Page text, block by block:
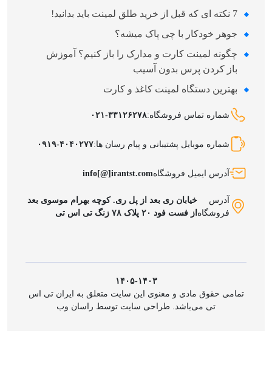
7 نکته‌ ای که قبل از خرید طلق لمینت باید بدانید!
جوهر خودکار با چی پاک میشه؟
چگونه لمینت کارت و مدارک را باز کنیم؟ آموزش
باز کردن پرس بدون آسیب
بهترین دستگاه لمینت کاغذ و کارت
شماره تماس فروشگاه:۰۲۱-۳۳۱۲۶۲۷۸
شماره موبایل پشتیبانی و پیام رسان ها:۰۹۱۹-۴۰۴۰۲۷۷
آدرس ایمیل فروشگاهinfo[@]irantst.com
آدرس
فروشگاه
خیابان ری بعد از پل ری. کوچه بهرام موسوی بعد
از فست فود ۲۰ پلاک ۷۸ زنگ تی اس تی
۱۴۰۵-۱۴۰۳
تمامی حقوق مادی و معنوی این سایت متعلق به ایران تی اس
تی می‌باشد. طراحی سایت توسط راسان وب